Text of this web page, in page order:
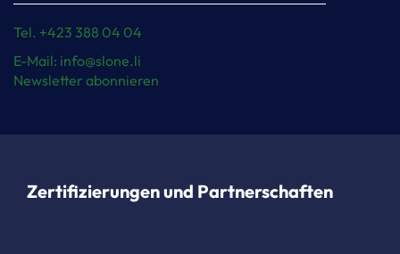
Tel. +423 388 04 04
E-Mail: info@slone.li
Newsletter abonnieren
Zertifizierungen und Partnerschaften